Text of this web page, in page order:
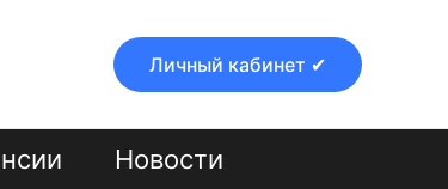
Личный кабинет ✔
Новости